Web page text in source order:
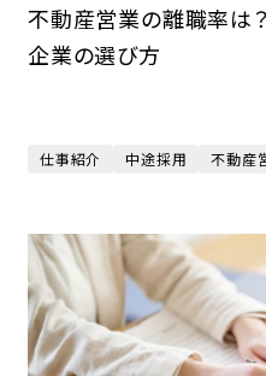
不動産営業の離職率は
企業の選び方
仕事紹介 中途採用 不動産